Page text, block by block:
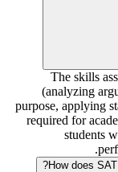
The skills
(analyzing
purpose, applying
required for
students
How does